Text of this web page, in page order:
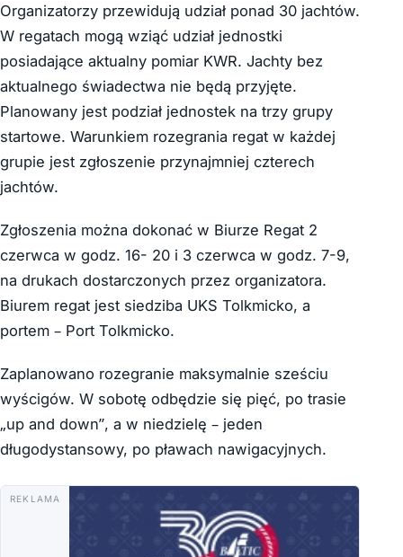
Organizatorzy przewidują udział ponad 30 jachtów.
W regatach mogą wziąć udział jednostki
posiadające aktualny pomiar KWR. Jachty bez
aktualnego świadectwa nie będą przyjęte.
Planowany jest podział jednostek na trzy grupy
startowe. Warunkiem rozegrania regat w każdej
grupie jest zgłoszenie przynajmniej czterech
jachtów.
Zgłoszenia można dokonać w Biurze Regat 2
czerwca w godz. 16- 20 i 3 czerwca w godz. 7-9,
na drukach dostarczonych przez organizatora.
Biurem regat jest siedziba UKS Tolkmicko, a
portem – Port Tolkmicko.
Zaplanowano rozegranie maksymalnie sześciu
wyścigów. W sobotę odbędzie się pięć, po trasie
„up and down”, a w niedzielę – jeden
długodystansowy, po pławach nawigacyjnych.
REKLAMA